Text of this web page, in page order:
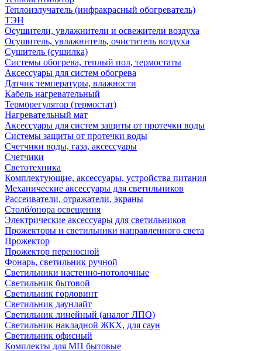
Теплоизлучатель (инфракрасный обогреватель)
ТЭН
Осушители, увлажнители и освежители воздуха
Осушитель, увлажнитель, очиститель воздуха
Сушитель (сушилка)
Системы обогрева, теплый пол, термостаты
Аксессуары для систем обогрева
Датчик температуры, влажности
Кабель нагревательный
Терморегулятор (термостат)
Нагревательный мат
Аксессуары для систем защиты от протечки воды
Системы защиты от протечки воды
Счетчики воды, газа, аксессуары
Счетчики
Светотехника
Комплектующие, аксессуары, устройства питания
Механические аксессуары для светильников
Рассеиватели, отражатели, экраны
Столб/опора освещения
Электрические аксессуары для светильников
Прожекторы и светильники направленного света
Прожектор
Прожектор переносной
Фонарь, светильник ручной
Светильники настенно-потолочные
Светильник бытовой
Светильник горловинт
Светильник даунлайт
Светильник линейный (аналог ЛПО)
Светильник накладной ЖКХ, для саун
Светильник офисный
Комплекты для МП бытовые